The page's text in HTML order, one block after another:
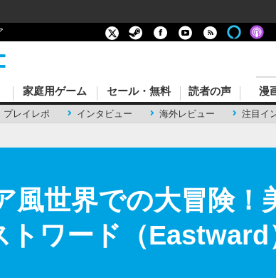
プレイレポ インタビュー 海外レビュー 注目イ
家庭用ゲーム セール・無料 読者の声 漫
風世界での大冒険！
トワード（Eastward